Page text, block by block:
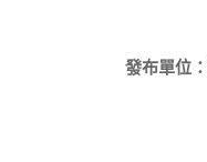
發布單位：